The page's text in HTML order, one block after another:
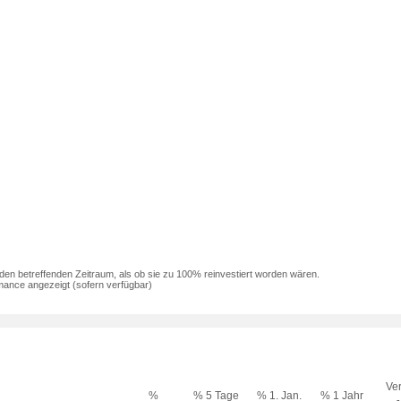
betreffenden Zeitraum, als ob sie zu 100% reinvestiert worden wären.
angezeigt (sofern verfügbar)
% % 5 Tage % 1. Jan. % 1 Jahr